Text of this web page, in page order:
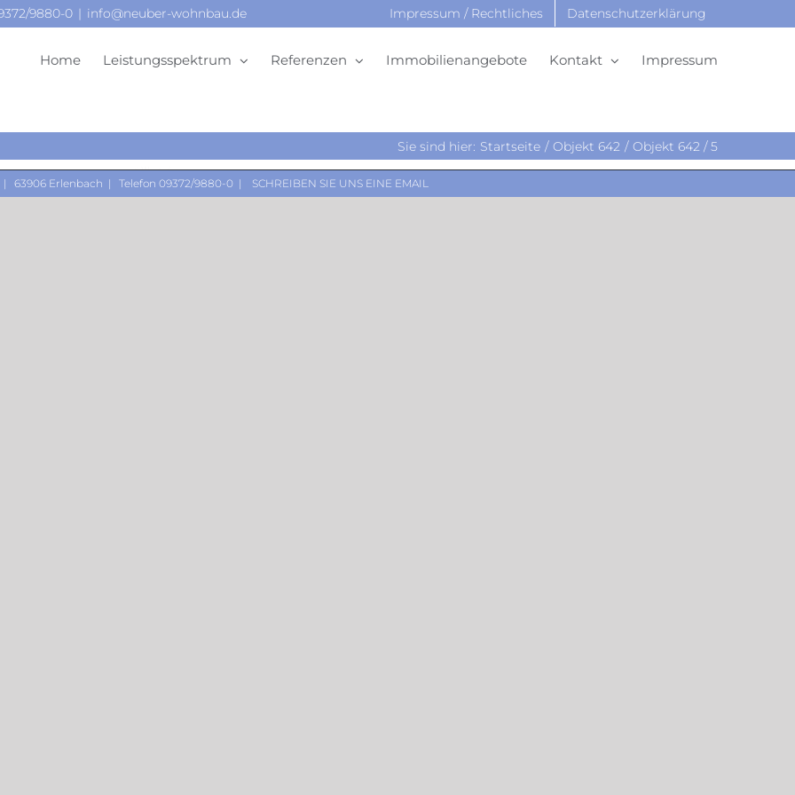
9880-0 | info@neuber-wohnbau.de Impressum / Rechtliches Datenschutzerklärung
Home Leistungsspektrum Referenzen Immobilienangebote Kontakt Impressum
Sie sind hier: Startseite Objekt 642 Objekt 642 / 5
63906 Erlenbach | Telefon 09372/9880-0 | SCHREIBEN SIE UNS EINE EMAIL